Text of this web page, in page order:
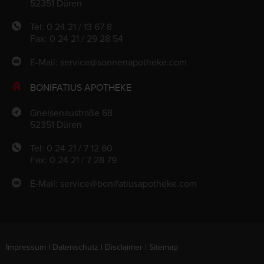
52351 Düren
Tel: 0 24 21 / 13 67 8
Fax: 0 24 21 / 29 28 54
E-Mail: service@sonnenapotheke.com
BONIFATIUS APOTHEKE
Gneisenaustraße 68
52351 Düren
Tel: 0 24 21 / 7 12 60
Fax: 0 24 21 / 7 28 79
E-Mail: service@bonifatiusapotheke.com
Impressum | Datenschutz | Disclaimer | Sitemap